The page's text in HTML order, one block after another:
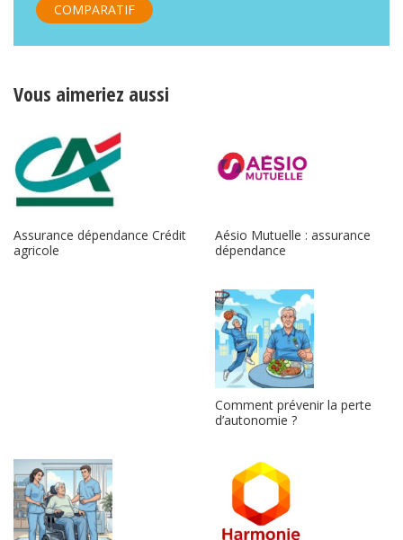
COMPARATIF
Vous aimeriez aussi
Assurance dépendance Crédit
agricole
Aésio Mutuelle : assurance
dépendance
Comment prévenir la perte
d’autonomie ?